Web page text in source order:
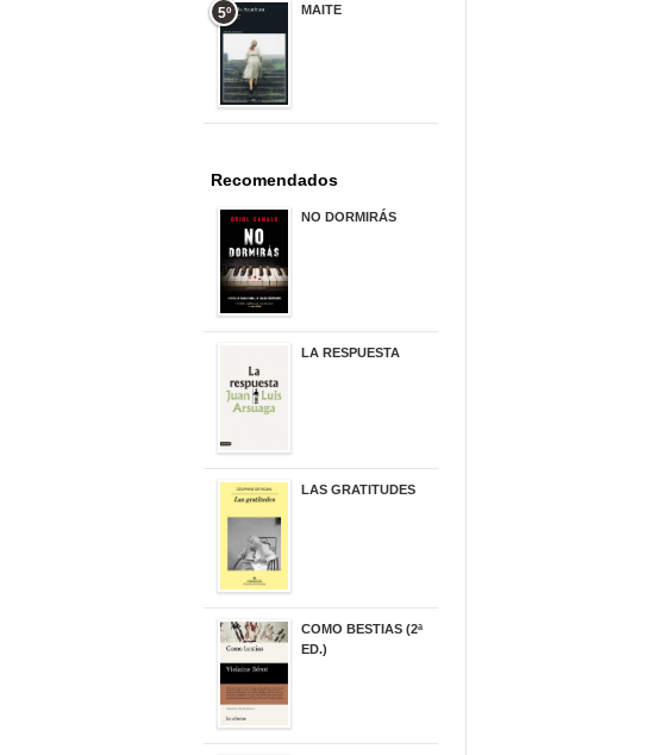
5º MAITE
Recomendados
NO DORMIRÁS
LA RESPUESTA
LAS GRATITUDES
COMO BESTIAS (2ª
ED.)